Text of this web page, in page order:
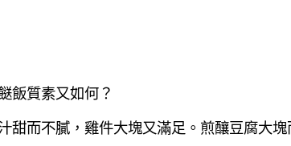
飯質素又如何？
而不膩，雞件大塊又滿足。煎釀豆腐大